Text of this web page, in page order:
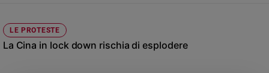
Santi
Devozione
LE PROTESTE
La Cina in lock down rischia di esplodere